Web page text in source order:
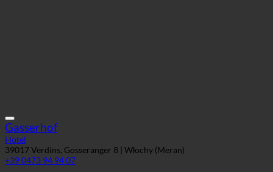
Gasserhof
Hotel
39017 Verdins, Gosseranger 8 | Włochy (Meran)
+39 0473 94 94 07